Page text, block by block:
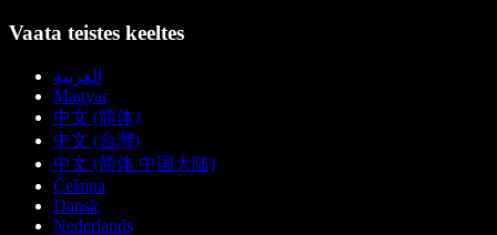
Vaata teistes keeltes
العربية
Magyar
中文 (简体)
中文 (台灣)
中文 (简体 中国大陆)
Čeština
Dansk
Nederlands